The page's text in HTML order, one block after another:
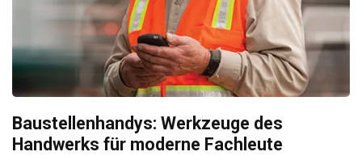
Baustellenhandys: Werkzeuge des
Handwerks für moderne Fachleute